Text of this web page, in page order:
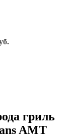
гриль
AMT